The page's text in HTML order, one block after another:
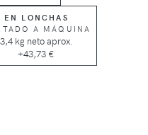
EN LONCHAS
A MÁQUINA
3,4 kg neto aprox.
+43,73 €